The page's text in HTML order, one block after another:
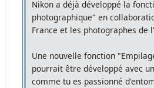
Nikon a déjà développé la
photographique" en
France et les photographes de
Une nouvelle fonction
pourrait être développé avec
comme tu es passionné